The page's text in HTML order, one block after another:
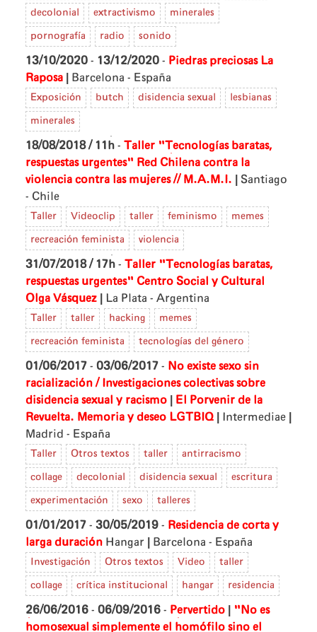
decolonial extractivismo minerales
pornografía radio sonido
13/10/2020 - 13/12/2020 - Piedras preciosas La
Raposa
Barcelona - España
Exposición butch disidencia sexual lesbianas
minerales
18/08/2018 / 11h - Taller "Tecnologías baratas,
respuestas urgentes" Red Chilena contra la
violencia contra las mujeres // M.A.M.I.
Santiago
- Chile
Taller Videoclip taller feminismo memes
recreación feminista violencia
31/07/2018 / 17h - Taller "Tecnologías baratas,
respuestas urgentes" Centro Social y Cultural
Olga Vásquez
La Plata - Argentina
Taller taller hacking memes
recreación feminista tecnologías del género
01/06/2017 - 03/06/2017 - No existe sexo sin
racialización / Investigaciones colectivas sobre
disidencia sexual y racismo
El Porvenir de la
Revuelta. Memoria y deseo LGTBIQ
Intermediae
Madrid - España
Taller Otros textos taller antirracismo
collage decolonial disidencia sexual escritura
experimentación sexo talleres
01/01/2017 - 30/05/2019 - Residencia de corta y
larga duración Hangar Barcelona - España
Investigación Otros textos Video taller
collage crítica institucional hangar residencia
26/06/2016 - 06/09/2016 - Pervertido
"No es
homosexual simplemente el homófilo sino el